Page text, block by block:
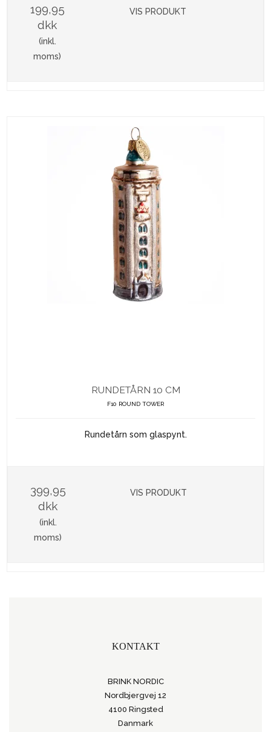
199,95
dkk
(inkl.
moms)
VIS PRODUKT
RUNDETÅRN 10 CM
F10 ROUND TOWER
Rundetårn som glaspynt.
399,95
dkk
(inkl.
moms)
VIS PRODUKT
KONTAKT
BRINK NORDIC
Nordbjergvej 12
4100 Ringsted
Danmark